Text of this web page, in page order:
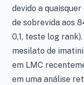
devido a
de sobrevida aos
0,1, teste log
mesilato de
em LMC
em uma análise